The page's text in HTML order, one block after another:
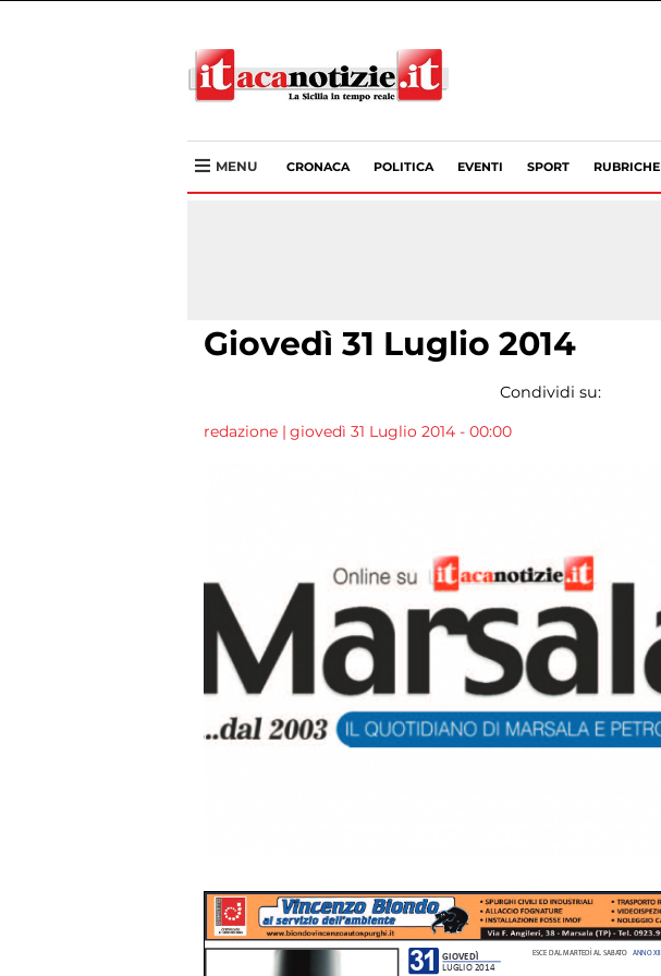
MENU CRONACA POLITICA EVENTI SPORT RUBRICHE
Giovedì 31 Luglio 2014
Condividi su:
redazione | giovedì 31 Luglio 2014 - 00:00